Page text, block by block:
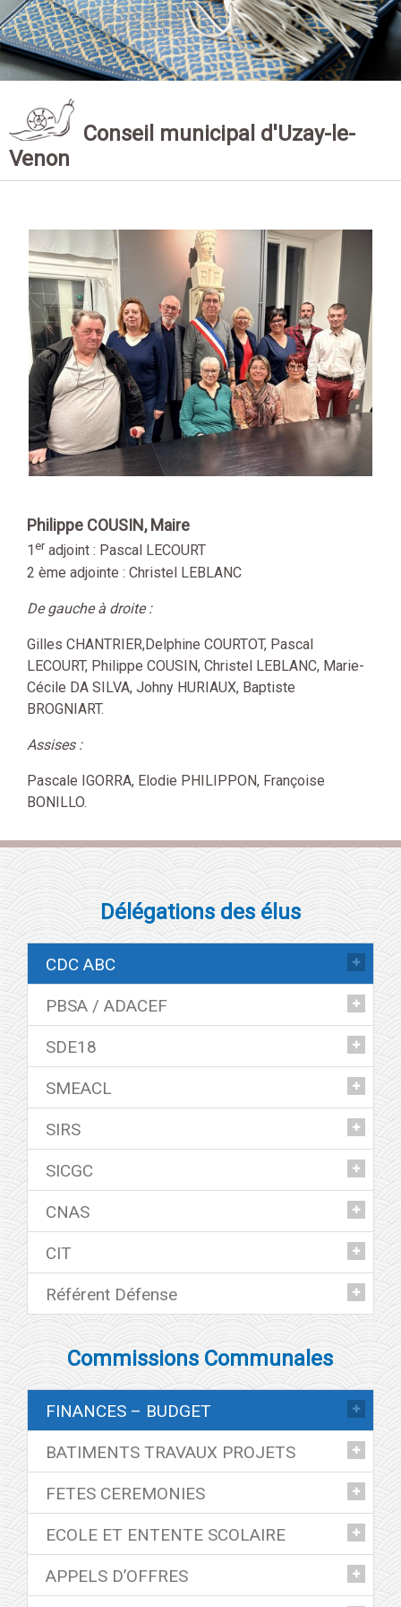
Conseil municipal d'Uzay-le-
Venon
Philippe COUSIN, Maire
1er adjoint : Pascal LECOURT
2 ème adjointe : Christel LEBLANC
De gauche à droite :
Gilles CHANTRIER,Delphine COURTOT, Pascal
LECOURT, Philippe COUSIN, Christel LEBLANC, Marie-
Cécile DA SILVA, Johny HURIAUX, Baptiste
BROGNIART.
Assises :
Pascale IGORRA, Elodie PHILIPPON, Françoise
BONILLO.
Délégations des élus
CDC ABC
Philippe COUSIN
Pascal LECOURT
PBSA / ADACEF
Philippe COUSIN
Pascal LECOURT
SDE18
Philippe COUSIN
Gilles CHANTRIER
SMEACL
Elodie PHILIPPON
Françoise BONILLO
SIRS
Christel LEBLANC
Pascale IGORRA
SICGC
Philippe COUSIN
CNAS
Christel LEBLANC
CIT
Philippe COUSIN
Référent Défense
Pascale IGORRA
Commissions Communales
FINANCES – BUDGET
Tout le Conseil Municipal
BATIMENTS TRAVAUX PROJETS
Tout le Conseil Municipal
FETES CEREMONIES
Tout le Conseil Municipal
ECOLE ET ENTENTE SCOLAIRE
Philippe COUSIN
APPELS D’OFFRES